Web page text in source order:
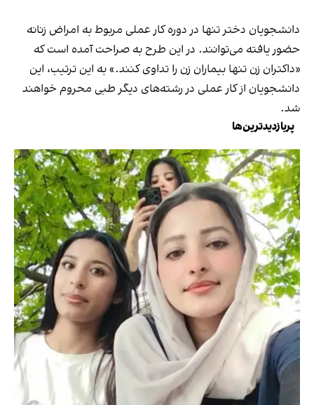
دانشجویان دختر تنها در دوره کار عملی مربوط به امراض زنانه
حضور یافته می‌توانند. در این طرح به صراحت آمده است که
«داکتران زن تنها بیماران زن را تداوی کنند.» به این ترتیب، این
دانشجویان از کار عملی در رشته‌های دیگر طبی محروم خواهند
شد.
پربازدیدترین‌ها